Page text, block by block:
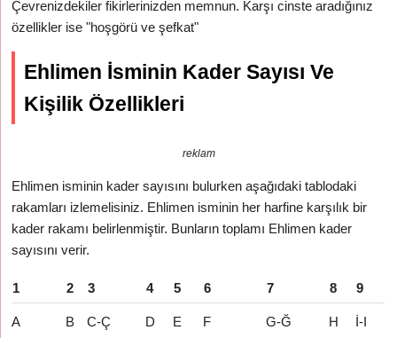
Çevrenizdekiler fikirlerinizden memnun. Karşı cinste aradığınız
özellikler ise "hoşgörü ve şefkat"
Ehlimen İsminin Kader Sayısı Ve
Kişilik Özellikleri
reklam
Ehlimen isminin kader sayısını bulurken aşağıdaki tablodaki
rakamları izlemelisiniz. Ehlimen isminin her harfine karşılık bir
kader rakamı belirlenmiştir. Bunların toplamı Ehlimen kader
sayısını verir.
1 2 3 4 5 6 7 8 9
A B C-Ç D E F G-Ğ H İ-I